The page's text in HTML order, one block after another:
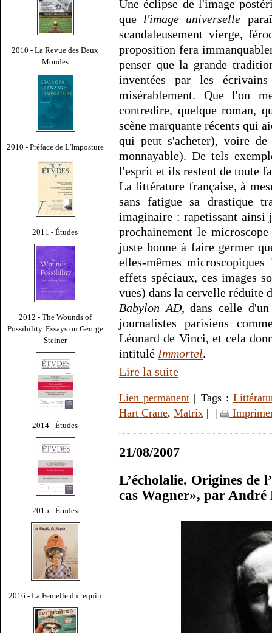
2010 - La Revue des Deux
Mondes
2010 - Préface de L'Imposture
2011 - Études
2012 - The Wounds of
Possibility. Essays on George
Steiner
2014 - Études
2015 - Études
2016 - La Femelle du requin
Une éclipse de l'image
que l'image universelle
scandaleusement vierge,
proposition fera
penser que la grande
inventées par les
misérablement. Que l'on
contredire, quelque roman,
scène marquante récents qui
qui peut s'acheter), voire
monnayable). De tels
l'esprit et ils restent de toute
La littérature française, à
sans fatigue sa drastique
imaginaire : rapetissant ainsi
prochainement le
juste bonne à faire germer
elles-mêmes
effets spéciaux, ces images
vues) dans la cervelle réduite
Babylon AD, dans celle
journalistes parisiens
Léonard de Vinci, et cela
intitulé Immortel.
Lire la suite
Lien permanent | Tags :
Hart Crane, Matrix | |
21/08/2007
L’écholalie. Origines de
cas Wagner», par